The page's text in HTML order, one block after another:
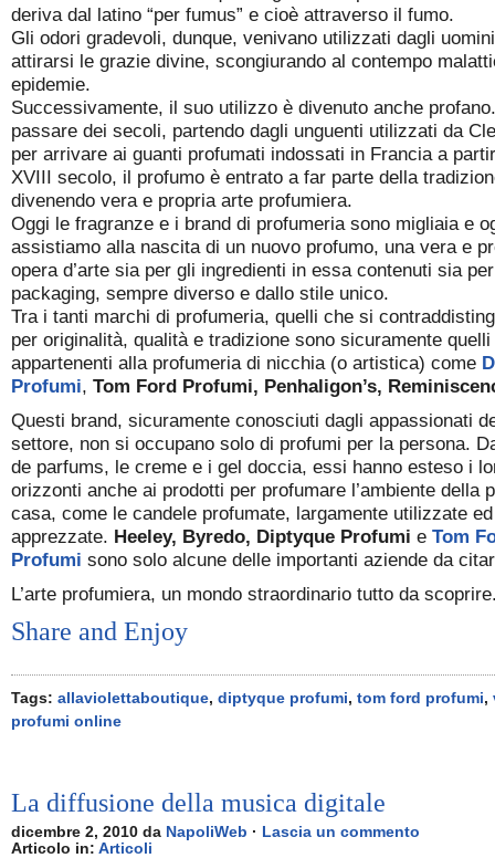
deriva dal latino “per fumus” e cioè attraverso il fumo.
Gli odori gradevoli, dunque, venivano utilizzati dagli
attirarsi le grazie divine, scongiurando al contempo
epidemie.
Successivamente, il suo utilizzo è divenuto anche
passare dei secoli, partendo dagli unguenti utilizzati da
per arrivare ai guanti profumati indossati in Francia a
XVIII secolo, il profumo è entrato a far parte della
divenendo vera e propria arte profumiera.
Oggi le fragranze e i brand di profumeria sono migliaia e
assistiamo alla nascita di un nuovo profumo, una vera e
opera d’arte sia per gli ingredienti in essa contenuti sia
packaging, sempre diverso e dallo stile unico.
Tra i tanti marchi di profumeria, quelli che si
per originalità, qualità e tradizione sono sicuramente quelli
appartenenti alla profumeria di nicchia (o artistica) come
Profumi, Tom Ford Profumi, Penhaligon’s,
Questi brand, sicuramente conosciuti dagli appassionati
settore, non si occupano solo di profumi per la persona.
de parfums, le creme e i gel doccia, essi hanno esteso i
orizzonti anche ai prodotti per profumare l’ambiente della
casa, come le candele profumate, largamente utilizzate ed
apprezzate. Heeley, Byredo, Diptyque Profumi e Tom
Profumi sono solo alcune delle importanti aziende da
L’arte profumiera, un mondo straordinario tutto da
Share and Enjoy
Tags: allaviolettaboutique, diptyque profumi, tom ford profumi,
profumi online
La diffusione della musica digitale
dicembre 2, 2010 da NapoliWeb · Lascia un commento
Articolo in: Articoli